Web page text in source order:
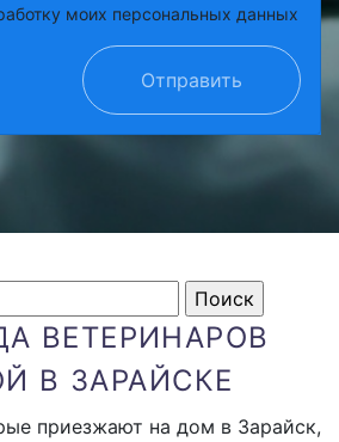
моих персональных данных
Отправить
ВЕТЕРИНАРОВ
В ЗАРАЙСКЕ
приезжают на дом в Зарайск,